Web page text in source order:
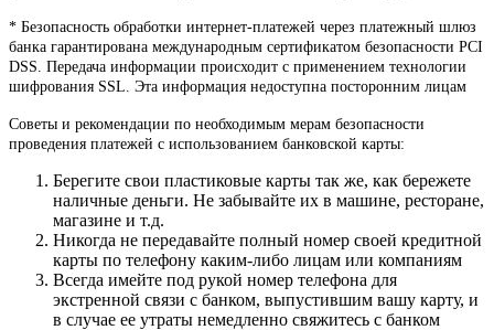
* Безопасность обработки интернет-платежей через платежный шлюз
банка гарантирована международным сертификатом безопасности PCI
DSS. Передача информации происходит с применением технологии
шифрования SSL. Эта информация недоступна посторонним лицам
Советы и рекомендации по необходимым мерам безопасности
проведения платежей с использованием банковской карты:
Берегите свои пластиковые карты так же, как бережете
наличные деньги. Не забывайте их в машине, ресторане,
магазине и т.д.
Никогда не передавайте полный номер своей кредитной
карты по телефону каким-либо лицам или компаниям
Всегда имейте под рукой номер телефона для
экстренной связи с банком, выпустившим вашу карту, и
в случае ее утраты немедленно свяжитесь с банком